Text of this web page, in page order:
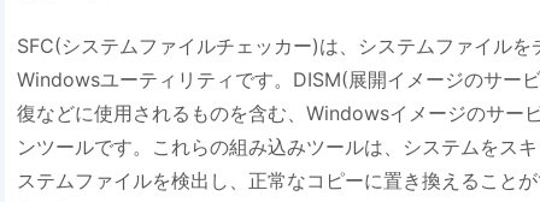
SFC(システムファイルチェッカー)は、システムファイル
Windowsユーティリティです。DISM(展開イメージのサー
復などに使用されるものを含む、Windowsイメージのサー
ンツールです。これらの組み込みツールは、システムをス
ステムファイルを検出し、正常なコピーに置き換えること